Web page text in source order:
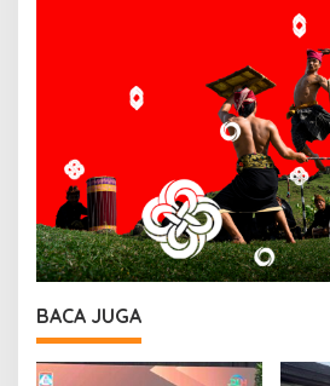
BACA JUGA